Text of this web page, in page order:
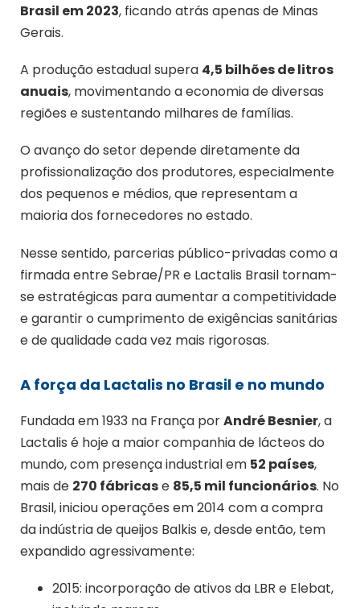
Brasil em 2023, ficando atrás apenas de Minas
Gerais.
A produção estadual supera 4,5 bilhões de litros
anuais, movimentando a economia de diversas
regiões e sustentando milhares de famílias.
O avanço do setor depende diretamente da
profissionalização dos produtores, especialmente
dos pequenos e médios, que representam a
maioria dos fornecedores no estado.
Nesse sentido, parcerias público-privadas como a
firmada entre Sebrae/PR e Lactalis Brasil tornam-
se estratégicas para aumentar a competitividade
e garantir o cumprimento de exigências sanitárias
e de qualidade cada vez mais rigorosas.
A força da Lactalis no Brasil e no mundo
Fundada em 1933 na França porAndré Besnier, a
Lactalis é hoje a maior companhia de lácteos do
mundo, com presença industrial em 52 países,
mais de 270 fábricase 85,5 mil funcionários. No
Brasil, iniciou operações em 2014 com a compra
da indústria de queijos Balkis e, desde então, tem
expandido agressivamente:
2015: incorporação de ativos da LBR e Elebat,